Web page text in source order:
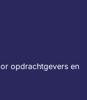
opdrachtgevers en